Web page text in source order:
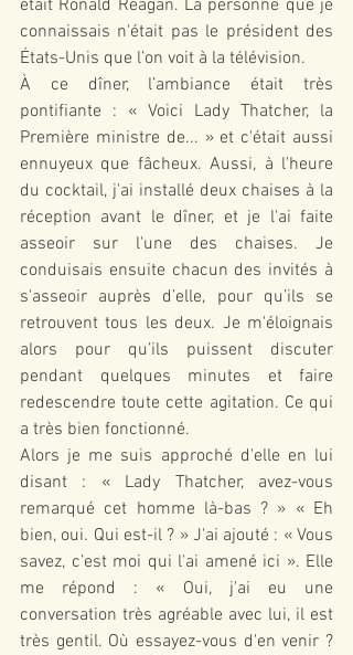
était Ronald Reagan. La personne que je
connaissais n'était pas le président des
États-Unis que l’on voit à la télévision.
À ce dîner, l’ambiance était très
pontifiante : « Voici Lady Thatcher, la
Première ministre de... » et c'était aussi
ennuyeux que fâcheux. Aussi, à l'heure
du cocktail, j'ai installé deux chaises à la
réception avant le dîner, et je l'ai faite
asseoir sur l'une des chaises. Je
conduisais ensuite chacun des invités à
s'asseoir auprès d’elle, pour qu’ils se
retrouvent tous les deux. Je m'éloignais
alors pour qu’ils puissent discuter
pendant quelques minutes et faire
redescendre toute cette agitation. Ce qui
a très bien fonctionné.
Alors je me suis approché d'elle en lui
disant : « Lady Thatcher, avez-vous
remarqué cet homme là-bas ? » « Eh
bien, oui. Qui est-il ? » J'ai ajouté : « Vous
savez, c’est moi qui l'ai amené ici ». Elle
me répond : « Oui, j'ai eu une
conversation très agréable avec lui, il est
très gentil. Où essayez-vous d'en venir ?